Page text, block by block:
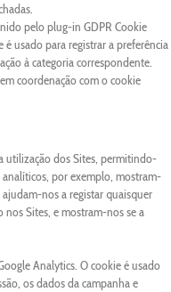
pelo plug-in GDPR Cookie
é usado para registrar a preferência
à categoria correspondente.
coordenação com o cookie
utilização dos Sites, permitindo-
por exemplo, mostram-
nos a registar quaisquer
Sites, e mostram-nos se a
Analytics. O cookie é usado
os dados da campanha e